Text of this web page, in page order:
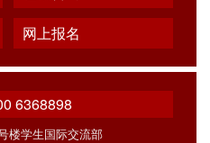
网上报名
6368898
楼学生国际交流部